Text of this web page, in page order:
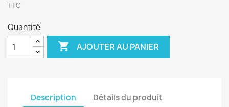
TTC
Quantité
 AJOUTER AU PANIER
Description Détails du produit